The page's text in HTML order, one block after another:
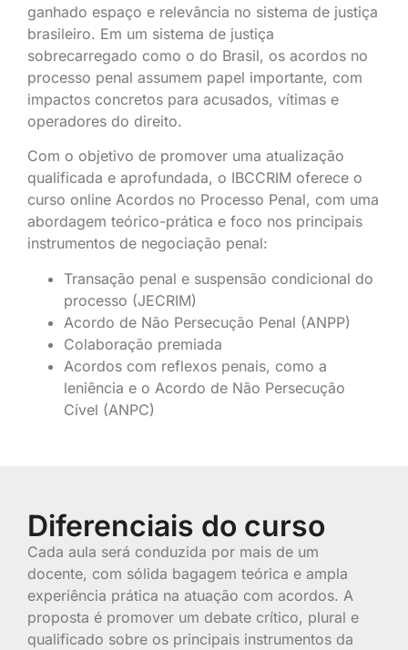
ganhado espaço e relevância no sistema de justiça
brasileiro. Em um sistema de justiça
sobrecarregado como o do Brasil, os acordos no
processo penal assumem papel importante, com
impactos concretos para acusados, vítimas e
operadores do direito.
Com o objetivo de promover uma atualização
qualificada e aprofundada, o IBCCRIM oferece o
curso online Acordos no Processo Penal, com uma
abordagem teórico-prática e foco nos principais
instrumentos de negociação penal:
Transação penal e suspensão condicional do
processo (JECRIM)
Acordo de Não Persecução Penal (ANPP)
Colaboração premiada
Acordos com reflexos penais, como a
leniência e o Acordo de Não Persecução
Cível (ANPC)
Diferenciais do curso
Cada aula será conduzida por mais de um
docente, com sólida bagagem teórica e ampla
experiência prática na atuação com acordos. A
proposta é promover um debate crítico, plural e
qualificado sobre os principais instrumentos da